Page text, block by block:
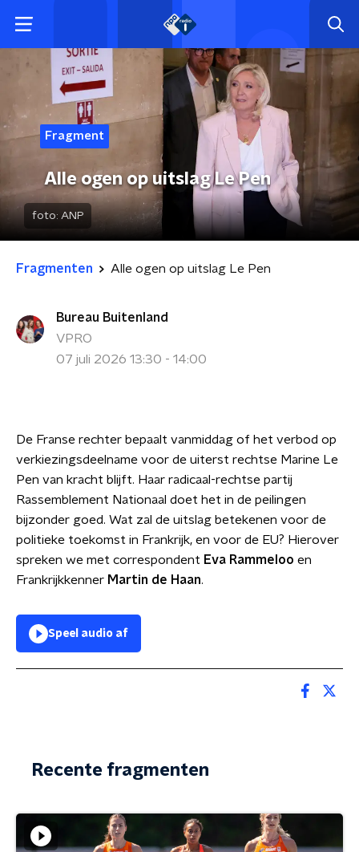
Fragment
Alle ogen op uitslag Le Pen
foto: ANP
Fragmenten Alle ogen op uitslag Le Pen
Bureau Buitenland
VPRO
07 juli 2026 13:30 - 14:00
De Franse rechter bepaalt vanmiddag of het verbod op
verkiezingsdeelname voor de uiterst rechtse Marine Le
Pen van kracht blijft. Haar radicaal-rechtse partij
Rassemblement Nationaal doet het in de peilingen
bijzonder goed. Wat zal de uitslag betekenen voor de
politieke toekomst in Frankrijk, en voor de EU? Hierover
spreken we met correspondent Eva Rammeloo en
Frankrijkkenner Martin de Haan.
Speel audio af
Recente fragmenten